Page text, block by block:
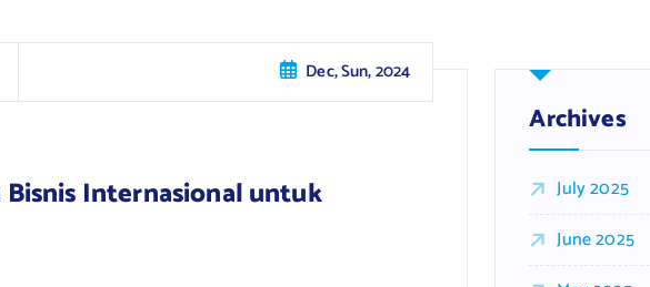
Dec, Sun, 2024
Internasional untuk
Archives
July 2025
June 2025